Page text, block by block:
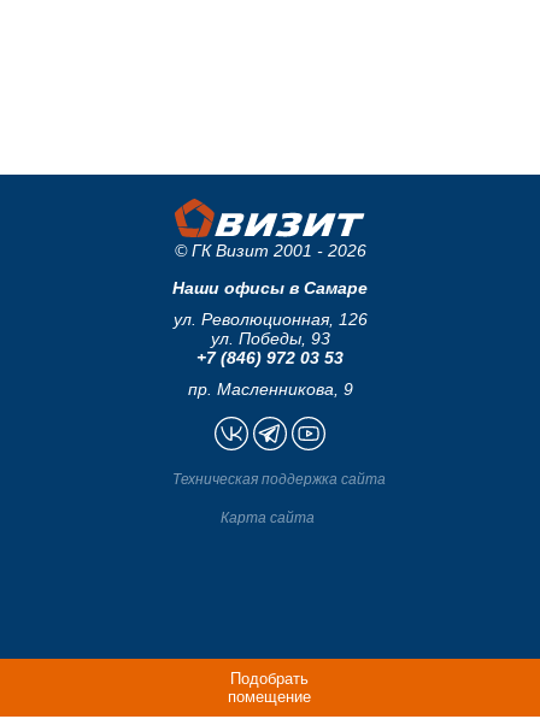
Подобрать
помещение
© ГК Визит 2001 - 2026
Наши офисы в Самаре
ул. Революционная, 126
ул. Победы, 93
+7 (846) 972 03 53
пр. Масленникова, 9
Техническая поддержка сайта
Карта сайта